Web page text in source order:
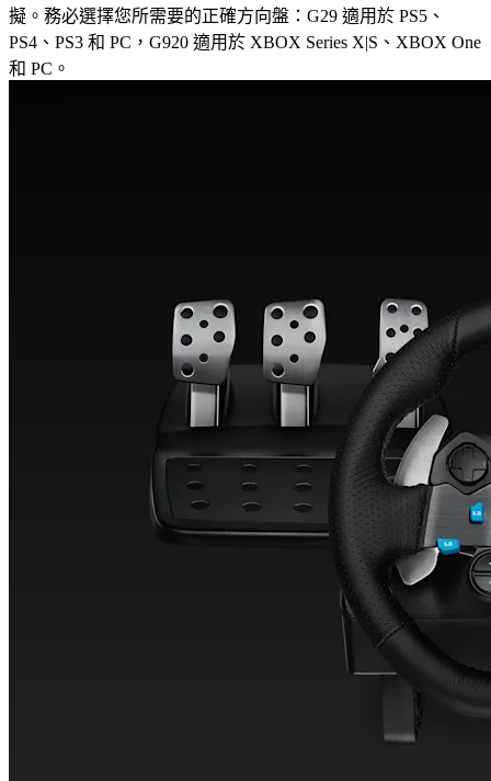
擬。務必選擇您所需要的正確方向盤：G29 適用於 PS5、
PS4、PS3 和 PC，G920 適用於 XBOX Series X|S、XBOX One
和 PC。